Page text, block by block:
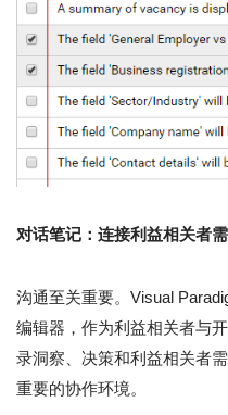
对话笔记：连接利益相关者
沟通至关重要。Visual
编辑器，作为利益相关者与
录洞察、决策和利益相关者
重要的协作环境。